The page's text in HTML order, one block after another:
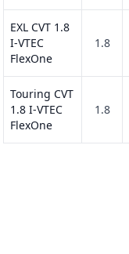
EXL CVT 1.8
I-VTEC
FlexOne
1.8
Touring CVT
1.8 I-VTEC
FlexOne
1.8